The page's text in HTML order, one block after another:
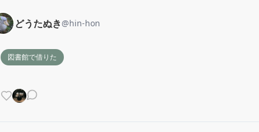
どうたぬき@hin-hon
図書館で借りた